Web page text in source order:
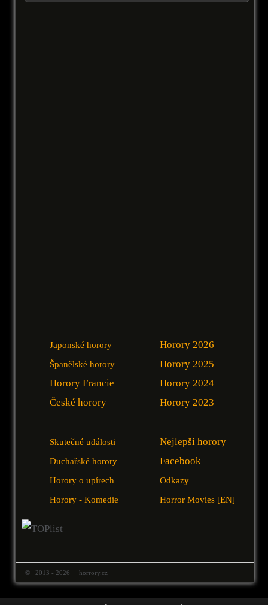
Japonské horory
Španělské horory
Horory Francie
České horory
Horory 2026
Horory 2025
Horory 2024
Horory 2023
Skutečné události
Duchařské horory
Horory o upírech
Horory - Komedie
Nejlepší horory
Facebook
Odkazy
Horror Movies [EN]
© 2013 - 2026 horrory.cz